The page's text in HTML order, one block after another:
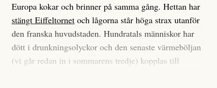
Europa kokar och brinner på samma gång. Hettan har
stängt Eiffeltornet och lågorna står höga strax utanför
den franska huvudstaden. Hundratals människor har
dött i drunkningsolyckor och den senaste värmeböljan
(vi går redan in i sommarens tredje) kopplas till